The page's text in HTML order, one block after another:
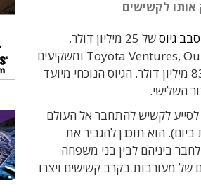
אותו לקשישים
גיוסשל 25 מיליון דולר,
Toyota Ventures, ומשקיעים
מיליון דולר. הגיוס הנוכחי מיועד
השלישי.
לסייע לקשיש להתחבר אל העולם
כגורם מוות מרכזי שרמת הסיכון שלו זהה לעישון 15 סיגריות ביום). הוא תוכנן להגביר את
ביניהם לבין בני משפחה
של מעורבות בקרב קשישים ויצרו